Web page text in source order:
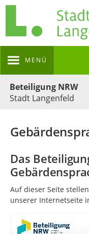
MENÜ
Beteiligung NRW
Stadt Langenfeld
Das
Auf dieser Seite
unserer In­ter­netseite